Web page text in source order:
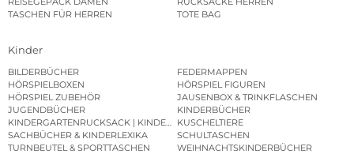
TASCHEN FÜR HERREN
TOTE BAG
Kinder
BILDERBÜCHER
FEDERMAPPEN
HÖRSPIELBOXEN
HÖRSPIEL FIGUREN
HÖRSPIEL ZUBEHÖR
JAUSENBOX & TRINKFLASCHEN
JUGENDBÜCHER
KINDERBÜCHER
KINDERGARTENRUCKSACK | KINDERGARTENBEUTEL
KUSCHELTIERE
SACHBÜCHER & KINDERLEXIKA
SCHULTASCHEN
TURNBEUTEL & SPORTTASCHEN
WEIHNACHTSKINDERBÜCHER